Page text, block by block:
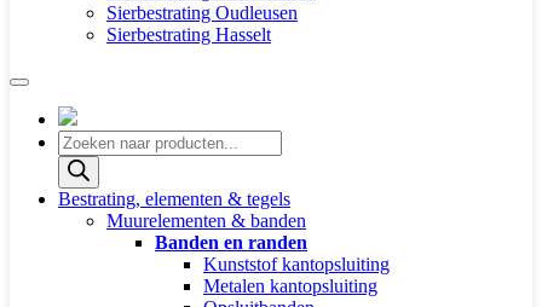
Sierbestrating Oudleusen
Sierbestrating Hasselt
Producten
zoeken
Bestrating, elementen & tegels
Muurelementen & banden
Banden en randen
Kunststof kantopsluiting
Metalen kantopsluiting